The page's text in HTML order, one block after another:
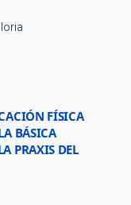
FÍSICA
BÁSICA
PRAXIS DEL